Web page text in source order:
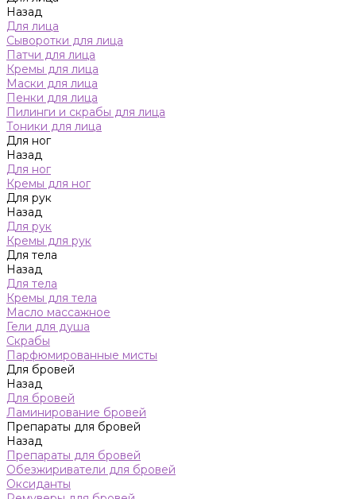
Назад
Для лица
Сыворотки для лица
Патчи для лица
Кремы для лица
Маски для лица
Пенки для лица
Пилинги и скрабы для лица
Тоники для лица
Для ног
Назад
Для ног
Кремы для ног
Для рук
Назад
Для рук
Кремы для рук
Для тела
Назад
Для тела
Кремы для тела
Масло массажное
Гели для душа
Скрабы
Парфюмированные мисты
Для бровей
Назад
Для бровей
Ламинирование бровей
Препараты для бровей
Назад
Препараты для бровей
Обезжириватели для бровей
Оксиданты